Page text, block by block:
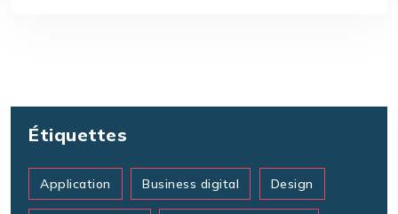
Étiquettes
Application Business digital Design